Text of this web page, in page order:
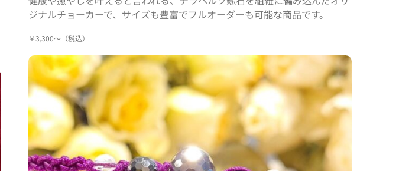
ジナルチョーカーで、サイズも豊富でフルオーダーも可能な商品です。
￥3,300～（税込）